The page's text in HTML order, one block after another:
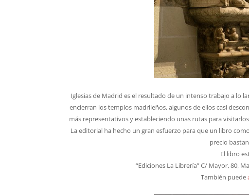
Iglesias de Madrid es el resultado de un intenso trabajo a lo
encierran los templos madrileños, algunos de ellos casi
más representativos y estableciendo unas rutas para
La editorial ha hecho un gran esfuerzo para que un libro
precio
El libro
“Ediciones La Librería” C/ Mayor, 80,
También puede